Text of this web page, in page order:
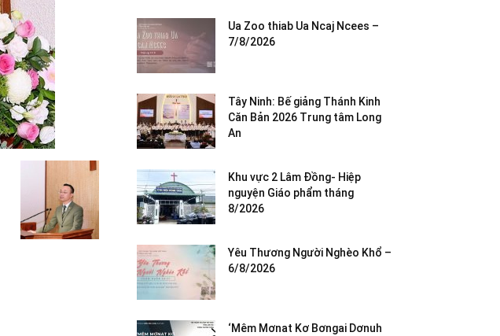
Ua Zoo thiab Ua Ncaj Ncees –
7/8/2026
Tây Ninh: Bế giảng Thánh Kinh
Căn Bản 2026 Trung tâm Long
An
Khu vực 2 Lâm Đồng- Hiệp
nguyện Giáo phẩm tháng
8/2026
Yêu Thương Người Nghèo Khổ –
6/8/2026
‘Mêm Mơnat Kơ Bơngai Dơnuh